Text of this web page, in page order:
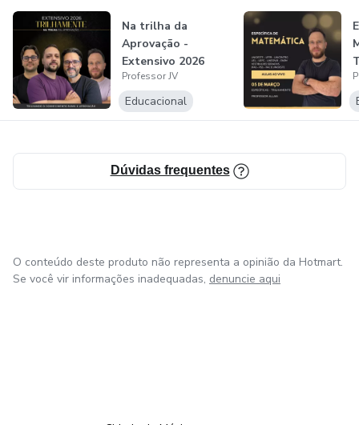
Ajuste de ritmo conforme a necessidade da turma
As aulas ao vivo permitem que o professor acompanhe o
raciocínio do aluno, identifique erros de interpretação e
intervenha no momento certo — algo que não acontece
em cursos exclusivamente gravados.
Na trilha da
Aprovação -
Extensivo 2026
Professor JV
Educacional
Dúvidas frequentes
O conteúdo deste produto não representa a opinião da Hotmart.
Se você vir informações inadequadas, denuncie aqui